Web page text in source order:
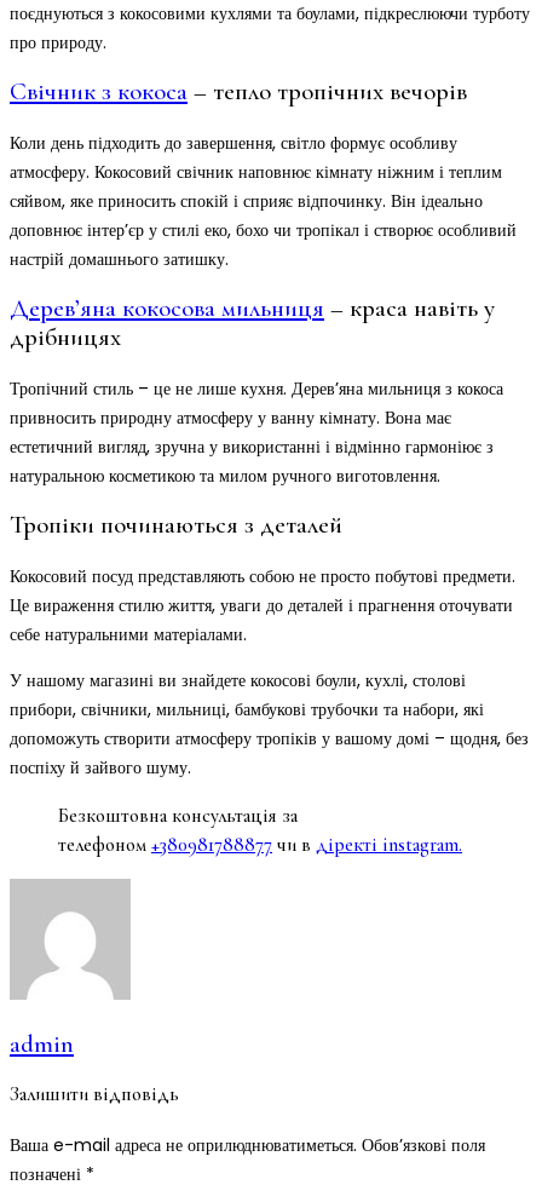
поєднуються з кокосовими кухлями та боулами, підкреслюючи турботу
про природу.
Свічник з кокоса – тепло тропічних вечорів
Коли день підходить до завершення, світло формує особливу
атмосферу. Кокосовий свічник наповнює кімнату ніжним і теплим
сяйвом, яке приносить спокій і сприяє відпочинку. Він ідеально
доповнює інтер’єр у стилі еко, бохо чи тропікал і створює особливий
настрій домашнього затишку.
Дерев’яна кокосова мильниця – краса навіть у
дрібницях
Тропічний стиль – це не лише кухня. Дерев’яна мильниця з кокоса
привносить природну атмосферу у ванну кімнату. Вона має
естетичний вигляд, зручна у використанні і відмінно гармоніює з
натуральною косметикою та милом ручного виготовлення.
Тропіки починаються з деталей
Кокосовий посуд представляють собою не просто побутові предмети.
Це вираження стилю життя, уваги до деталей і прагнення оточувати
себе натуральними матеріалами.
У нашому магазині ви знайдете кокосові боули, кухлі, столові
прибори, свічники, мильниці, бамбукові трубочки та набори, які
допоможуть створити атмосферу тропіків у вашому домі – щодня, без
поспіху й зайвого шуму.
Безкоштовна консультація за
телефоном +380981788877 чи в діректі instagram.
admin
Залишити відповідь
Ваша e-mail адреса не оприлюднюватиметься. Обов’язкові поля
позначені *